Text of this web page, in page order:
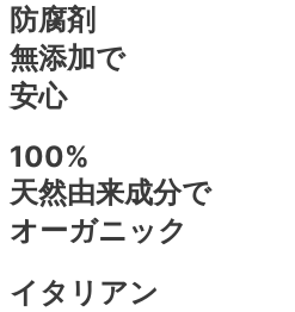
防腐剤
無添加で
安心
100%
天然由来成分で
オーガニック
イタリアン